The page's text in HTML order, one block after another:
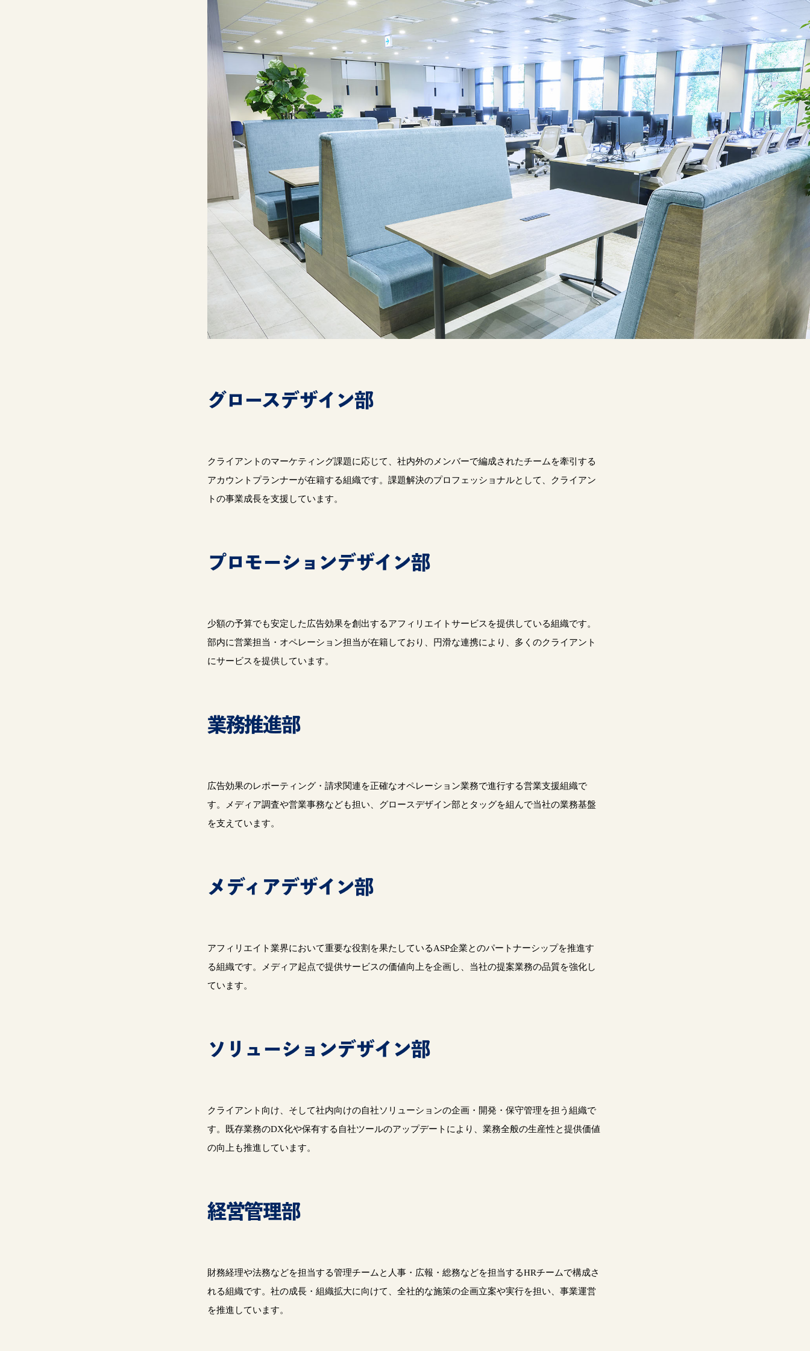
グロースデザイン部
クライアントのマーケティング課題に応じて、社内外のメンバーで編成されたチームを牽引する
アカウントプランナーが在籍する組織です。課題解決のプロフェッショナルとして、クライアン
トの事業成長を支援しています。
プロモーションデザイン部
少額の予算でも安定した広告効果を創出するアフィリエイトサービスを提供している組織です。
部内に営業担当・オペレーション担当が在籍しており、円滑な連携により、多くのクライアント
にサービスを提供しています。
業務推進部
広告効果のレポーティング・請求関連を正確なオペレーション業務で進行する営業支援組織で
す。メディア調査や営業事務なども担い、グロースデザイン部とタッグを組んで当社の業務基盤
を支えています。
メディアデザイン部
アフィリエイト業界において重要な役割を果たしているASP企業とのパートナーシップを推進す
る組織です。メディア起点で提供サービスの価値向上を企画し、当社の提案業務の品質を強化し
ています。
ソリューションデザイン部
クライアント向け、そして社内向けの自社ソリューションの企画・開発・保守管理を担う組織で
す。既存業務のDX化や保有する自社ツールのアップデートにより、業務全般の生産性と提供価値
の向上も推進しています。
経営管理部
財務経理や法務などを担当する管理チームと人事・広報・総務などを担当するHRチームで構成さ
れる組織です。社の成長・組織拡大に向けて、全社的な施策の企画立案や実行を担い、事業運営
を推進しています。